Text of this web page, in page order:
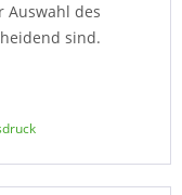
Auswahl des
sind.